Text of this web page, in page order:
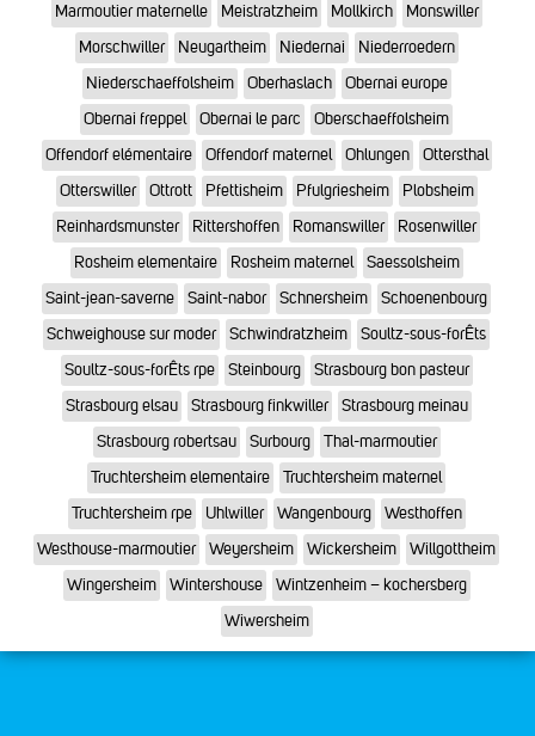
Marmoutier maternelle
Meistratzheim Mollkirch
Monswiller
Morschwiller
Neugartheim Niedernai
Niederroedern
Niederschaeffolsheim
Oberhaslach
Obernai europe
Obernai freppel
Obernai le parc
Oberschaeffolsheim
Offendorf elémentaire
Offendorf maternel Ohlungen
Ottersthal
Otterswiller
Ottrott Pfettisheim Pfulgriesheim
Plobsheim
Reinhardsmunster
Rittershoffen Romanswiller
Rosenwiller
Rosheim elementaire
Rosheim maternel
Saessolsheim
Saint-jean-saverne
Saint-nabor Schnersheim
Schoenenbourg
Schweighouse sur moder
Schwindratzheim
Soultz-sous-forÊts
Soultz-sous-forÊts rpe
Steinbourg
Strasbourg bon pasteur
Strasbourg elsau
Strasbourg finkwiller
Strasbourg meinau
Strasbourg robertsau
Surbourg
Thal-marmoutier
Truchtersheim elementaire
Truchtersheim maternel
Truchtersheim rpe
Uhlwiller Wangenbourg
Westhoffen
Westhouse-marmoutier
Weyersheim Wickersheim
Willgottheim
Wingersheim
Wintershouse
Wintzenheim – kochersberg
Wiwersheim